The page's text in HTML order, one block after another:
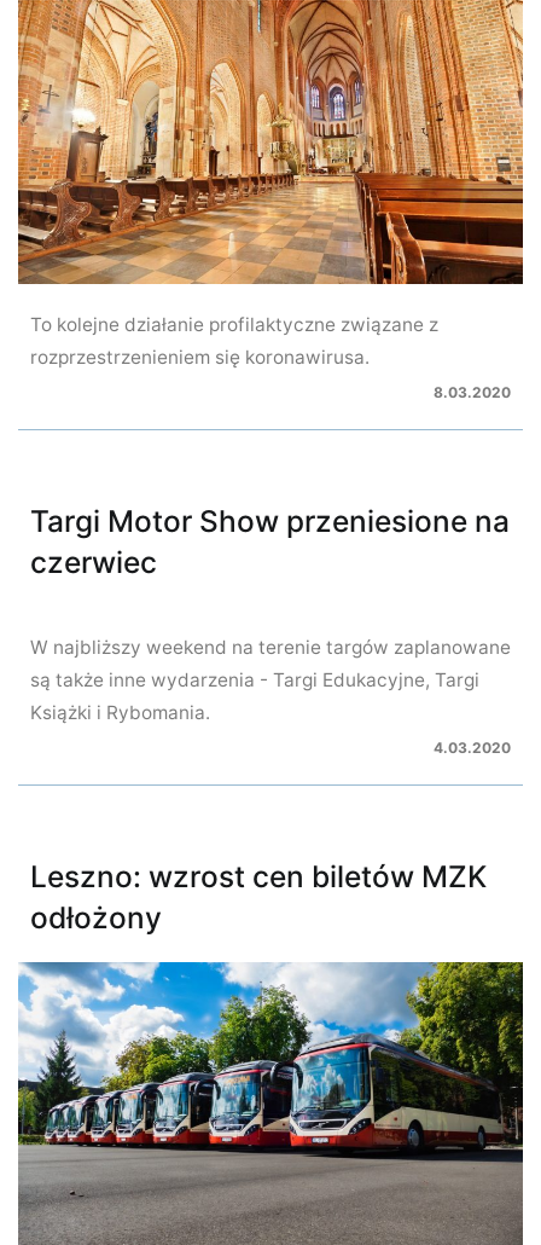
To kolejne działanie profilaktyczne związane z
rozprzestrzenieniem się koronawirusa.
8.03.2020
Targi Motor Show przeniesione na
czerwiec
W najbliższy weekend na terenie targów zaplanowane
są także inne wydarzenia - Targi Edukacyjne, Targi
Książki i Rybomania.
4.03.2020
Leszno: wzrost cen biletów MZK
odłożony